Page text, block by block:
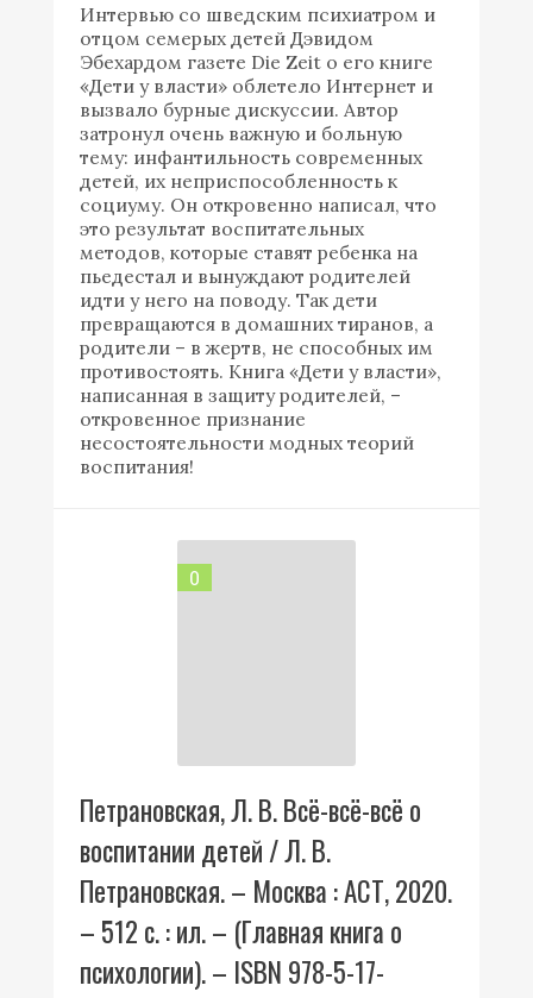
Интервью со шведским психиатром и
отцом семерых детей Дэвидом
Эбехардом газете Die Zeit о его книге
«Дети у власти» облетело Интернет и
вызвало бурные дискуссии. Автор
затронул очень важную и больную
тему: инфантильность современных
детей, их неприспособленность к
социуму. Он откровенно написал, что
это результат воспитательных
методов, которые ставят ребенка на
пьедестал и вынуждают родителей
идти у него на поводу. Так дети
превращаются в домашних тиранов, а
родители – в жертв, не способных им
противостоять. Книга «Дети у власти»,
написанная в защиту родителей, –
откровенное признание
несостоятельности модных теорий
воспитания!
0
Петрановская, Л. В. Всё-всё-всё о
воспитании детей / Л. В.
Петрановская. – Москва : АСТ, 2020.
– 512 с. : ил. – (Главная книга о
психологии). – ISBN 978-5-17-